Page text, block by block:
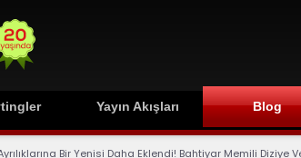
Yayın Akışları Blog
Ayrılıklarına Bir Yenisi Daha Eklendi! Bahtiyar Memili Diziye